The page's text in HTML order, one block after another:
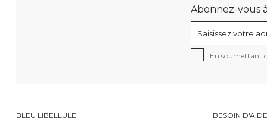
Abonnez-vous
En soumettant
BLEU LIBELLULE BESOIN D'AIDE